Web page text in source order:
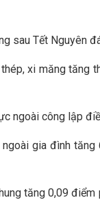
sau Tết Nguyên
xi măng tăng
ngoài công lập
gia đình tăng
tăng 0,09